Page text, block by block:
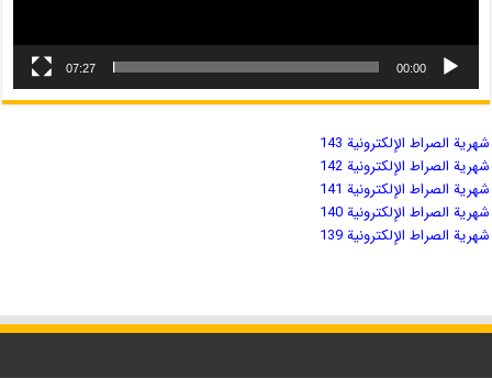
00:00
07:27
شهریة الصراط الإلكترونية 143
شهریة الصراط الإلكترونية 142
شهریة الصراط الإلكترونية 141
شهریة الصراط الإلكترونية 140
شهریة الصراط الإلكترونية 139